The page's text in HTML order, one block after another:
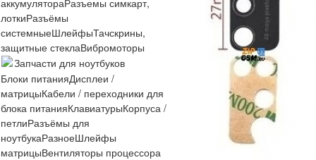
аккумулятораРазъемы симкарт,
лоткиРазъёмы
системныеШлейфыТачскрины,
защитные стеклаВибромоторы
Запчасти для ноутбуков
Блоки питанияДисплеи /
матрицыКабели / переходники для
блока питанияКлавиатурыКорпуса /
петлиРазъёмы для
ноутбукаРазноеШлейфы
матрицыВентиляторы процессора